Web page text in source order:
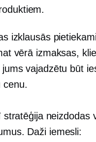
izklausās
vērā izmaksas,
jums vajadzētu būt
cenu.
neizdodas
Daži iemesli: